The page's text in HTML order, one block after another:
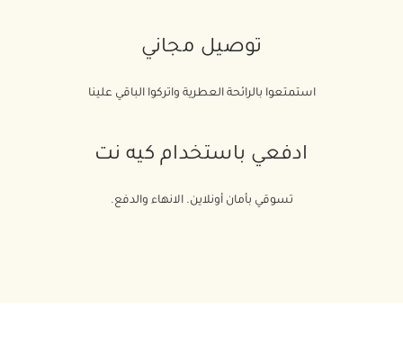
توصيل مجاني
استمتعوا بالرائحة العطرية واتركوا الباقي علينا
ادفعي باستخدام كيه نت
تسوقي بأمان أونلاين. الانهاء والدفع.